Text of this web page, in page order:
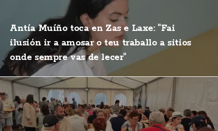
Antía Muíño toca en Zas e Laxe: "Fai
ilusión ir a amosar o teu traballo a sitios
onde sempre vas de lecer"